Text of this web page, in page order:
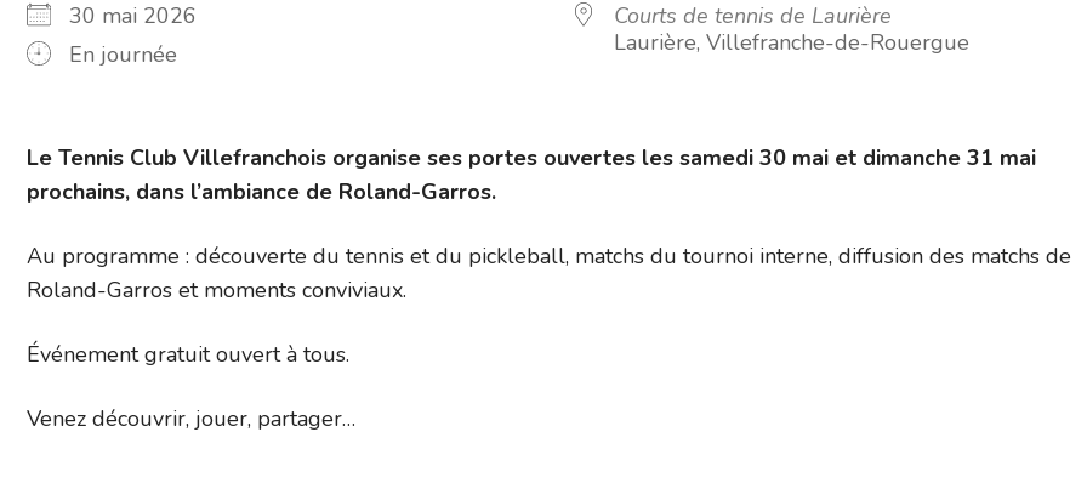
30 mai 2026
En journée
Courts de tennis de Laurière
Laurière, Villefranche-de-Rouergue
Le Tennis Club Villefranchois organise ses portes ouvertes les samedi 30 mai et dimanche 31 mai
prochains, dans l’ambiance de Roland-Garros.
Au programme : découverte du tennis et du pickleball, matchs du tournoi interne, diffusion des matchs de
Roland-Garros et moments conviviaux.
Événement gratuit ouvert à tous.
Venez découvrir, jouer, partager…